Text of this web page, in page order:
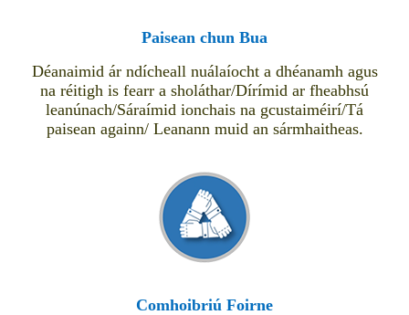
Paisean chun Bua
Déanaimid ár ndícheall nuálaíocht a dhéanamh agus
na réitigh is fearr a sholáthar/Dírímid ar fheabhsú
leanúnach/Sáraímid ionchais na gcustaiméirí/Tá
paisean againn/ Leanann muid an sármhaitheas.
Comhoibriú Foirne